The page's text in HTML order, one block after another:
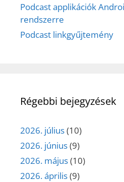
Podcast applikációk
rendszerre
Podcast linkgyűjtemény
Régebbi bejegyzések
2026. július(10)
2026. június(9)
2026. május(10)
2026. április(9)